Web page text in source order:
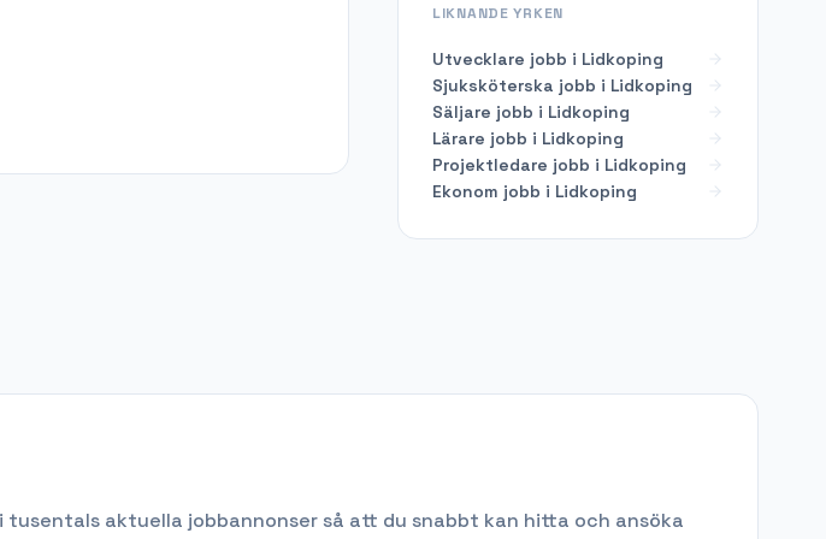
LIKNANDE YRKEN
Utvecklare jobb i Lidkoping
Sjuksköterska jobb i Lidkoping
Säljare jobb i Lidkoping
Lärare jobb i Lidkoping
Projektledare jobb i Lidkoping
Ekonom jobb i Lidkoping
tusentals aktuella jobbannonser så att du snabbt kan hitta och ansöka